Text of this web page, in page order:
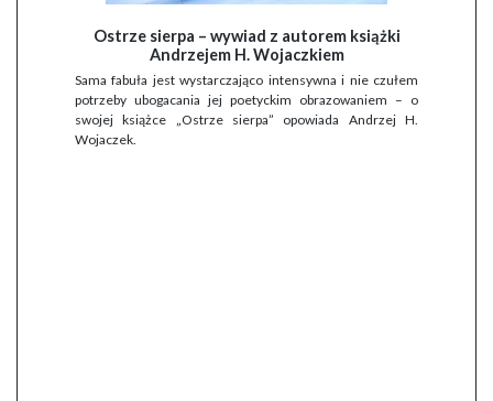
Ostrze sierpa – wywiad z autorem książki
Andrzejem H. Wojaczkiem
Sama fabuła jest wystarczająco intensywna i nie czułem
potrzeby ubogacania jej poetyckim obrazowaniem – o
swojej książce „Ostrze sierpa” opowiada Andrzej H.
Wojaczek.